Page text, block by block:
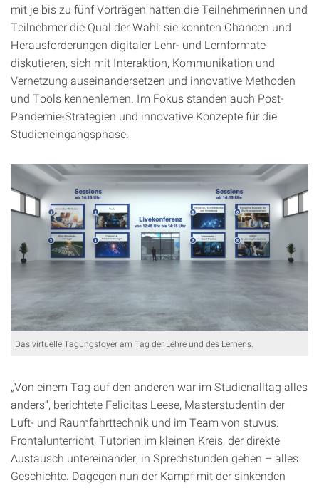
mit je bis zu fünf Vorträgen hatten die Teilnehmerinnen und
Teilnehmer die Qual der Wahl: sie konnten Chancen und
Herausforderungen digitaler Lehr- und Lernformate
diskutieren, sich mit Interaktion, Kommunikation und
Vernetzung auseinandersetzen und innovative Methoden
und Tools kennenlernen. Im Fokus standen auch Post-
Pandemie-Strategien und innovative Konzepte für die
Studieneingangsphase.
Das virtuelle Tagungsfoyer am Tag der Lehre und des Lernens.
„Von einem Tag auf den anderen war im Studienalltag alles
anders“, berichtete Felicitas Leese, Masterstudentin der
Luft- und Raumfahrttechnik und im Team von stuvus.
Frontalunterricht, Tutorien im kleinen Kreis, der direkte
Austausch untereinander, in Sprechstunden gehen – alles
Geschichte. Dagegen nun der Kampf mit der sinkenden